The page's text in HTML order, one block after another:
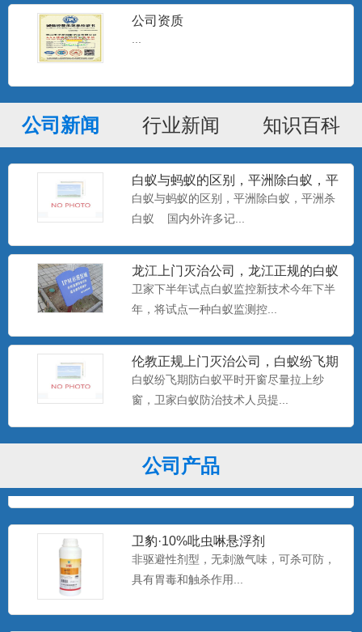
公司资质
公司新闻 行业新闻 知识百科
白蚁与蚂蚁的区别，平洲除白蚁，平
洲杀白蚁
白蚁与蚂蚁的区别，平洲除白蚁，平洲杀
白蚁 国内外许多记...
龙江上门灭治公司，龙江正规的白蚁
防治中心，卫家下半年试点白
卫家下半年试点白蚁监控新技术今年下半
年，将试点一种白蚁监测控...
伦教正规上门灭治公司，白蚁纷飞期
防白蚁平时开窗尽量拉上纱窗
白蚁纷飞期防白蚁平时开窗尽量拉上纱
窗，卫家白蚁防治技术人员提...
公司产品
美国百户泰2.5%联苯菊酯悬浮剂
美国百户喜10%联苯菊酯乳油
产品特点：美国富美实公司出品，有刺激
气味，具有驱避和触杀作用...
卫豹·卫喜2.5%氟虫腈悬浮剂
非驱避剂型，无刺激气味，可杀可防，具
有胃毒、触杀作用...
卫豹·10%吡虫啉悬浮剂
非驱避性剂型，无刺激气味，可杀可防，
具有胃毒和触杀作用...